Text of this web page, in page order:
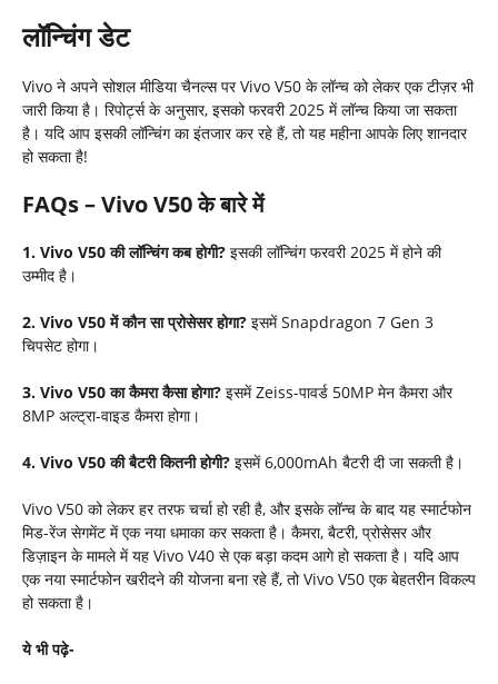
लॉन्चिंग डेट
Vivo ने अपने सोशल मीडिया चैनल्स पर Vivo V50 के लॉन्च को लेकर एक टीज़र भी
जारी किया है। रिपोर्ट्स के अनुसार, इसको फरवरी 2025 में लॉन्च किया जा सकता
है। यदि आप इसकी लॉन्चिंग का इंतजार कर रहे हैं, तो यह महीना आपके लिए शानदार
हो सकता है!
FAQs – Vivo V50 के बारे में
1. Vivo V50 की लॉन्चिंग कब होगी? इसकी लॉन्चिंग फरवरी 2025 में होने की
उम्मीद है।
2. Vivo V50 में कौन सा प्रोसेसर होगा? इसमें Snapdragon 7 Gen 3
चिपसेट होगा।
3. Vivo V50 का कैमरा कैसा होगा? इसमें Zeiss-पावर्ड 50MP मेन कैमरा और
8MP अल्ट्रा-वाइड कैमरा होगा।
4. Vivo V50 की बैटरी कितनी होगी? इसमें 6,000mAh बैटरी दी जा सकती है।
Vivo V50 को लेकर हर तरफ चर्चा हो रही है, और इसके लॉन्च के बाद यह स्मार्टफोन
मिड-रेंज सेगमेंट में एक नया धमाका कर सकता है। कैमरा, बैटरी, प्रोसेसर और
डिज़ाइन के मामले में यह Vivo V40 से एक बड़ा कदम आगे हो सकता है। यदि आप
एक नया स्मार्टफोन खरीदने की योजना बना रहे हैं, तो Vivo V50 एक बेहतरीन विकल्प
हो सकता है।
ये भी पढ़े-